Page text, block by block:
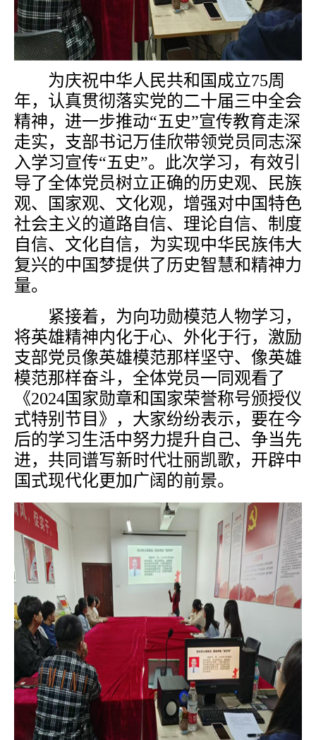
为庆祝中华人民共和国成立75周
年，认真贯彻落实党的二十届三中全会
精神，进一步推动“五史”宣传教育走深
走实，支部书记万佳欣带领党员同志深
入学习宣传“五史”。此次学习，有效引
导了全体党员树立正确的历史观、民族
观、国家观、文化观，增强对中国特色
社会主义的道路自信、理论自信、制度
自信、文化自信，为实现中华民族伟大
复兴的中国梦提供了历史智慧和精神力
量。
紧接着，为向功勋模范人物学习，
将英雄精神内化于心、外化于行，激励
支部党员像英雄模范那样坚守、像英雄
模范那样奋斗，全体党员一同观看了
《2024国家勋章和国家荣誉称号颁授仪
式特别节目》，大家纷纷表示，要在今
后的学习生活中努力提升自己、争当先
进，共同谱写新时代壮丽凯歌，开辟中
国式现代化更加广阔的前景。